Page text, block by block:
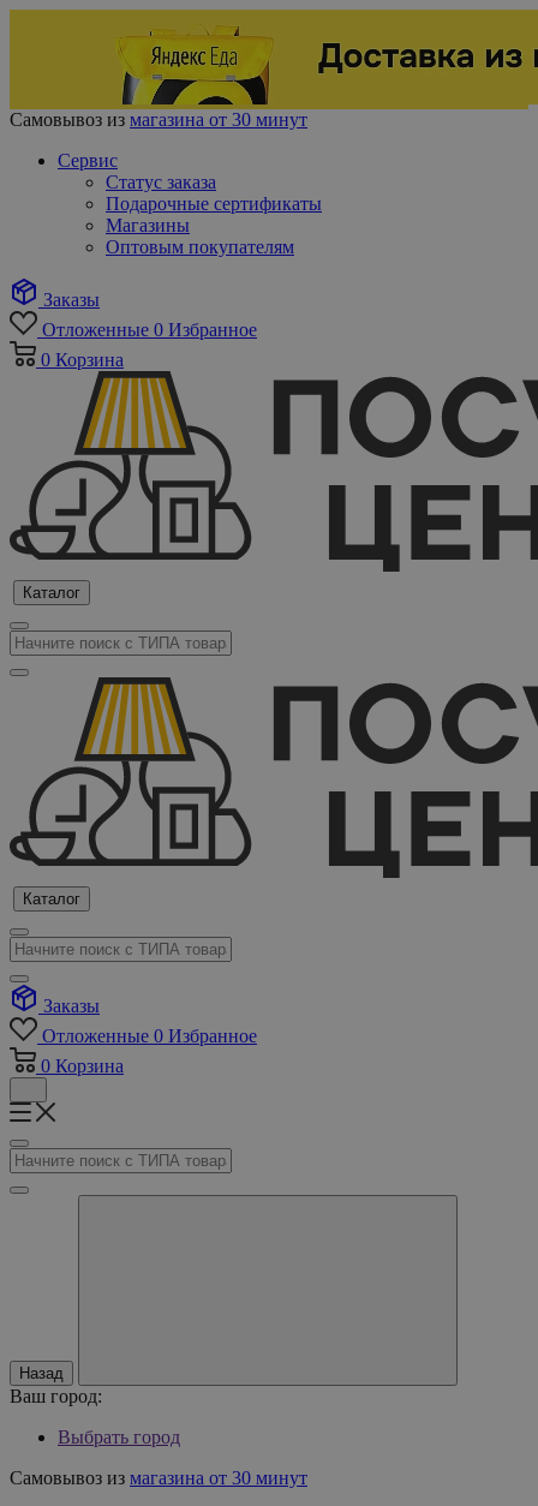
Самовывоз из магазина от 30 минут
Сервис
Статус заказа
Подарочные сертификаты
Магазины
Оптовым покупателям
Заказы
Отложенные 0 Избранное
0 Корзина
Каталог
Каталог
Заказы
Отложенные 0 Избранное
0 Корзина
Назад
Ваш город:
Выбрать город
Самовывоз из магазина от 30 минут